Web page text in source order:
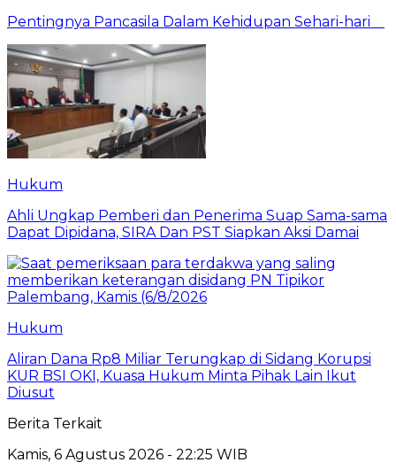
Pentingnya Pancasila Dalam Kehidupan Sehari-hari
Hukum
Ahli Ungkap Pemberi dan Penerima Suap Sama-sama
Dapat Dipidana, SIRA Dan PST Siapkan Aksi Damai
Hukum
Aliran Dana Rp8 Miliar Terungkap di Sidang Korupsi
KUR BSI OKI, Kuasa Hukum Minta Pihak Lain Ikut
Diusut
Berita Terkait
Kamis, 6 Agustus 2026 - 22:25 WIB